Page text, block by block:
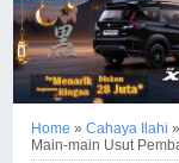
Home »Cahaya Ilahi »
Main-main Usut